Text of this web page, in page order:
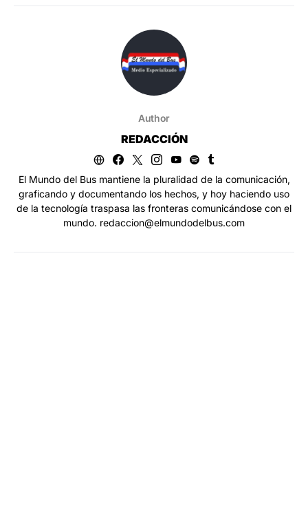
Author
REDACCIÓN
El Mundo del Bus mantiene la pluralidad de la comunicación,
graficando y documentando los hechos, y hoy haciendo uso
de la tecnología traspasa las fronteras comunicándose con el
mundo. redaccion@elmundodelbus.com